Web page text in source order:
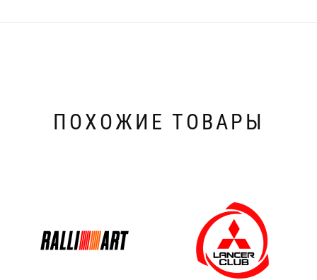
ПОХОЖИЕ ТОВАРЫ